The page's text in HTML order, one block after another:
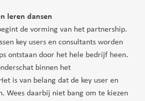
leren dansen
de vorming van het partnership.
key users en consultants worden
ontstaan door het hele bedrijf heen.
binnen het
is van belang dat de key user en
Wees daarbij niet bang om te kiezen